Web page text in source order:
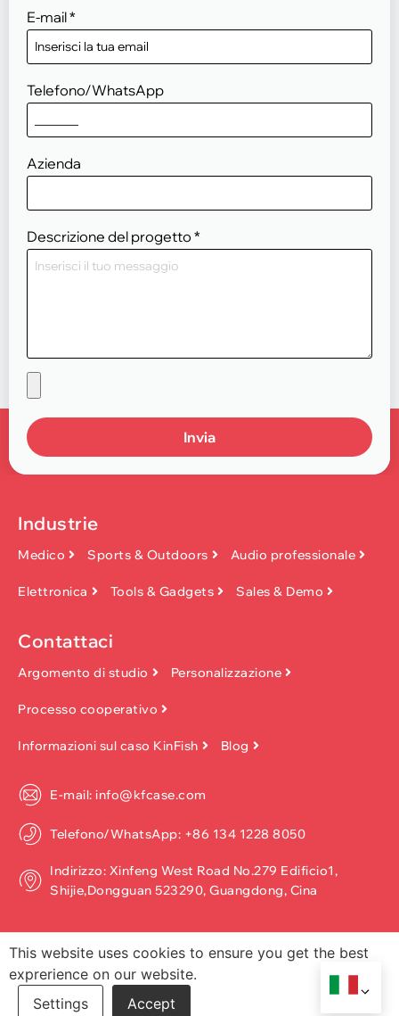
E-mail*
Telefono/WhatsApp
Azienda
Descrizione del progetto *
Invia
Industrie
Medico Sports & Outdoors Audio professionale
Elettronica Tools & Gadgets Sales & Demo
Contattaci
Argomento di studio Personalizzazione
Processo cooperativo
Informazioni sul caso KinFish Blog
E-mail: info@kfcase.com
Telefono/WhatsApp: +86 134 1228 8050
Indirizzo: Xinfeng West Road No.279 Edificio1,
Shijie,Dongguan 523290, Guangdong, Cina
Copyright ©2026, Dongguan Kinfish Technology Co., Ltd. Tutti i
diritti riservati.
This website uses cookies to ensure you get the best
exprerience on our website.